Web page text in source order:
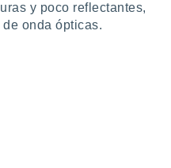
y poco reflectantes,
onda ópticas.